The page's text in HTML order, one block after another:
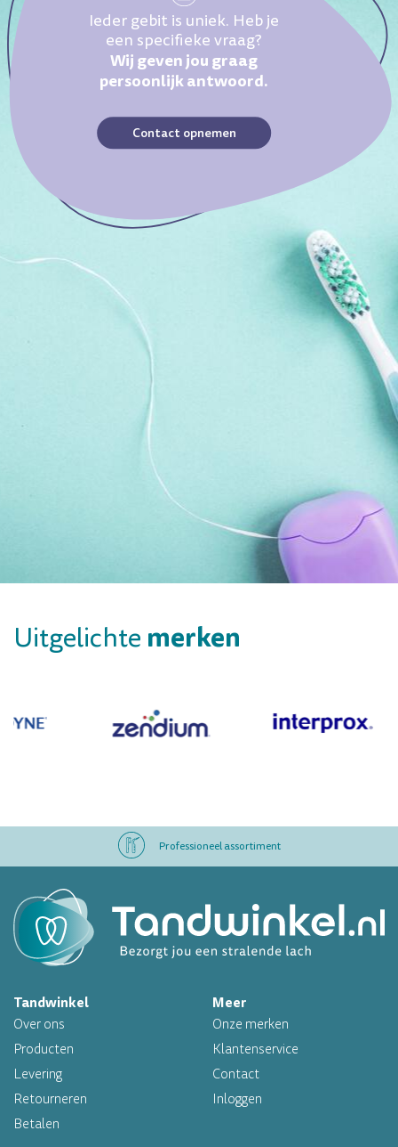
Ieder gebit is uniek. Heb je
een specifieke vraag?
Wij geven jou graag
persoonlijk antwoord.
Contact opnemen
Uitgelichte merken
Professioneel assortiment
Op werkdagen voor 16.00 uur besteld, morgen in huis
Professioneel assortiment
Altijd op voorraad
Tandwinkel
Over ons
Producten
Levering
Retourneren
Betalen
Meer
Onze merken
Klantenservice
Contact
Inloggen